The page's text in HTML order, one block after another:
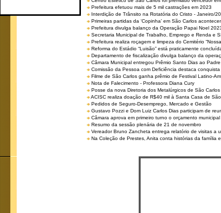
Prefeitura efetuou mais de 5 mil castrações em 2023
Interdição de Trânsito na Rotatória do Cristo - Janeiro/
Primeiras partidas da ‘Copinha’ em São Carlos
Prefeitura divulga balanço da Operação Papai Noel
Secretaria Municipal de Trabalho, Emprego e Renda e
Prefeitura realiza roçagem e limpeza do Cemitério
Reforma do Estádio “Luisão” está praticamente
Departamento de fiscalização divulga balanço da
Câmara Municipal entregou Prêmio Santo Dias ao
Comissão da Pessoa com Deficiência destaca
Filme de São Carlos ganha prêmio de Festival Latino-
Nota de Falecimento - Professora Diana Cury
Posse da nova Diretoria dos Metalúrgicos de São
ACISC realiza doação de R$40 mil à Santa Casa de
Pedidos de Seguro-Desemprego, Mercado e Gestão
Gustavo Pozzi e Dom Luiz Carlos Dias participam de
Câmara aprova em primeiro turno o orçamento
Resumo da sessão plenária de 21 de novembro
Vereador Bruno Zancheta entrega relatório de visitas a
Na Coleção de Prestes, Anita conta histórias da família